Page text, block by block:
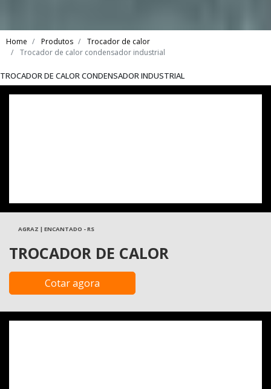
Home Produtos
Trocador de calor
Trocador de calor condensador industrial
TROCADOR DE CALOR CONDENSADOR INDUSTRIAL
AGRAZ | ENCANTADO - RS
TROCADOR DE CALOR
Cotar agora